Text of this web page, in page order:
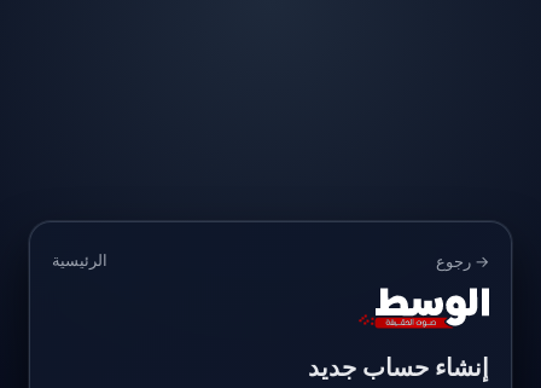
→ رجوع الرئيسية
إنشاء حساب جديد